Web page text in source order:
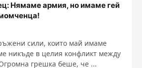
Нямаме армия, но имаме гей
сили, които май имаме
никъде в целия конфликт между
грешка беше, че ...